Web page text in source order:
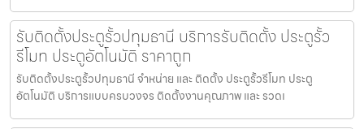
รับติดตั้งประตูรั้วปทุมธานี บริการรับติดตั้ง ประตูรั้ว
รีโมท ประตูอัตโนมัติ ราคาถูก
รับติดตั้งประตูรั้วปทุมธานี จำหน่าย และ ติดตั้ง ประตูรั้วรีโมท ประตู
อัตโนมัติ บริการแบบครบวงจร ติดตั้งงานคุณภาพ และ รวดเ